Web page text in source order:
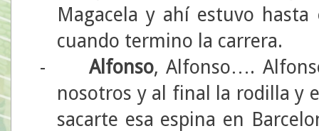
Magacela y ahí estuvo
cuando termino la carrera.
-
Alfonso, Alfonso….
nosotros y al final la rodilla y
sacarte esa espina en